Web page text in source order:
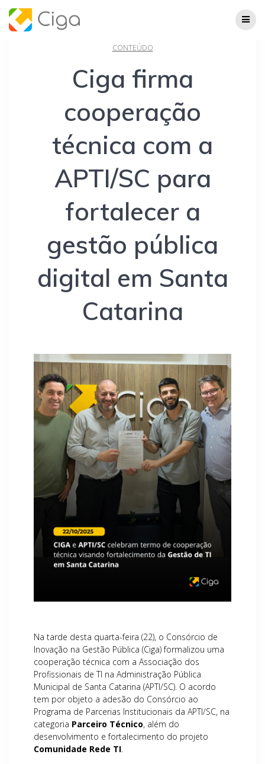
CONTEÚDO
Ciga firma
cooperação
técnica com a
APTI/SC para
fortalecer a
gestão pública
digital em Santa
Catarina
Na tarde desta quarta-feira (22), o Consórcio de
Inovação na Gestão Pública (Ciga) formalizou uma
cooperação técnica com a Associação dos
Profissionais de TI na Administração Pública
Municipal de Santa Catarina (APTI/SC). O acordo
tem por objeto a adesão do Consórcio ao
Programa de Parcerias Institucionais da APTI/SC, na
categoria Parceiro Técnico, além do
desenvolvimento e fortalecimento do projeto
Comunidade Rede TI.